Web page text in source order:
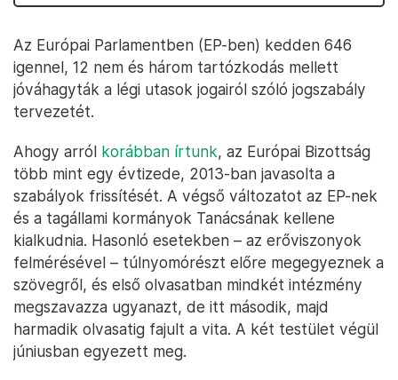
Az Európai Parlamentben (EP-ben) kedden 646
igennel, 12 nem és három tartózkodás mellett
jóváhagyták a légi utasok jogairól szóló jogszabály
tervezetét.
Ahogy arról korábban írtunk, az Európai Bizottság
több mint egy évtizede, 2013-ban javasolta a
szabályok frissítését. A végső változatot az EP-nek
és a tagállami kormányok Tanácsának kellene
kialkudnia. Hasonló esetekben – az erőviszonyok
felmérésével – túlnyomórészt előre megegyeznek a
szövegről, és első olvasatban mindkét intézmény
megszavazza ugyanazt, de itt második, majd
harmadik olvasatig fajult a vita. A két testület végül
júniusban egyezett meg.